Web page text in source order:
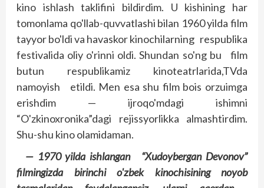
kino ishlash taklifini bildirdim. U kishining har
tomonlama qo'llab-quvvatlashi bilan 1960 yilda film
tayyor bo'ldi va havaskor kinochilarning res­publika
festivalida oliy o'rinni oldi. Shundan so'ng bu film
butun respublikamiz kinoteatrlarida,TVda
namoyish etildi. Men esa shu film bois orzuimga
erishdim — ijroqo'mdagi ishimni
“O'zkinoxronika”dagi rejissyorlikka almashtirdim.
Shu-shu kino olamidaman.
— 1970 yilda ishlangan “Xudoybergan Devonov”
filmingizda birinchi o'zbek kinochisining noyob